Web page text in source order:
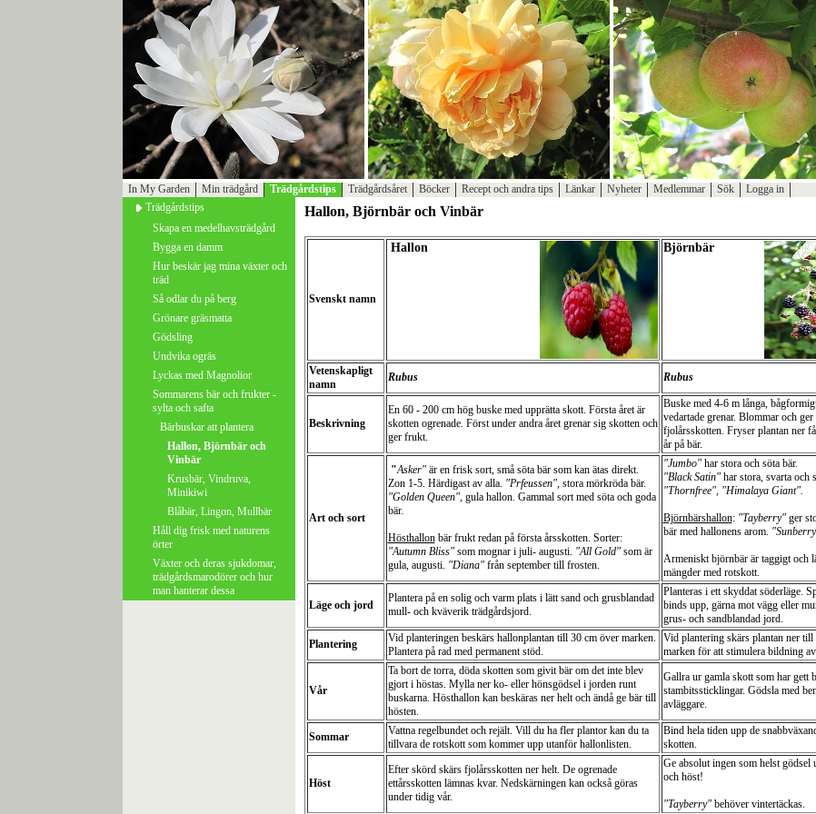
In My Garden Min trädgård Trädgårdstips Trädgårdsåret Böcker Recept och andra tips Länkar Nyheter Medlemmar Sök
Logga in
Trädgårdstips
Skapa en medelhavsträdgård
Bygga en damm
Hur beskär jag mina växter och
träd
Så odlar du på berg
Grönare gräsmatta
Gödsling
Undvika ogräs
Lyckas med Magnolior
Sommarens bär och frukter -
sylta och safta
Bärbuskar att plantera
Hallon, Björnbär och
Vinbär
Krusbär, Vindruva,
Minikiwi
Blåbär, Lingon, Mullbär
Håll dig frisk med naturens
örter
Växter och deras sjukdomar,
trädgårdsmarodörer och hur
man hanterar dessa
Hallon, Björnbär och Vinbär
Svenskt namn
Hallon Björnbär
Vetenskapligt
namn
Rubus Rubus
Beskrivning
En 60 - 200 cm hög buske med upprätta skott. Första året är
skotten ogrenade. Först under andra året grenar sig skotten och
ger frukt.
Buske med 4-6 m långa,
vedartade grenar. Blommar och
fjolårsskotten. Fryser plantan ner
år på bär.
Art och sort
"Asker"är en frisk sort, små söta bär som kan ätas direkt.
Zon 1-5. Härdigast av alla. "Prfeussen", stora mörkröda bär.
"Golden Queen", gula hallon. Gammal sort med söta och goda
bär.
Hösthallonbär frukt redan på första årsskotten. Sorter:
"Autumn Bliss"som mognar i juli- augusti. "All Gold"som är
gula, augusti. "Diana"från september till frosten.
"Jumbo"har stora och söta bär.
"Black Satin" har stora, svarta och
"Thornfree", "Himalaya Giant".
Björnbärshallon: "Tayberry"ger
bär med hallonens arom.
Armeniskt björnbär är taggigt och
mängder med rotskott.
Läge och jord
Plantera på en solig och varm plats i lätt sand och grusblandad
mull- och kväverik trädgårdsjord.
Planteras i ett skyddat söderläge.
binds upp, gärna mot vägg eller
grus- och sandblandad jord.
Plantering
Vid planteringen beskärs hallonplantan till 30 cm över marken.
Plantera på rad med permanent stöd.
Vid plantering skärs plantan ner till
marken för att stimulera bildning
Vår
Ta bort de torra, döda skotten som givit bär om det inte blev
gjort i höstas. Mylla ner ko- eller hönsgödsel i jorden runt
buskarna. Hösthallon kan beskäras ner helt och ändå ge bär till
hösten.
Gallra ur gamla skott som har gett
stambitssticklingar. Gödsla med
avläggare.
Sommar
Vattna regelbundet och rejält. Vill du ha fler plantor kan du ta
tillvara de rotskott som kommer upp utanför hallonlisten.
Bind hela tiden upp de
skotten.
Höst
Efter skörd skärs fjolårsskotten ner helt. De ogrenade
ettårsskotten lämnas kvar. Nedskärningen kan också göras
under tidig vår.
Ge absolut ingen som helst gödsel
och höst!
"Tayberry" behöver vintertäckas.